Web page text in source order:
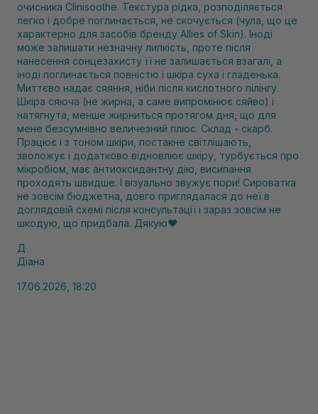
очисника Сlinisoothe. Текстура рідка, розподіляється
легко і добре поглинається, не скочується (чула, що це
характерно для засобів бренду Allies of Skin). Іноді
може залишати незначну липкість, проте після
нанесення сонцезахисту її не залишається взагалі, а
іноді поглинається повністю і шкіра суха і гладенька.
Миттєво надає сяяння, ніби після кислотного пілінгу.
Шкіра сяюча (не жирна, а саме випромінює сяйво) і
натягнута, менше жирниться протягом дня, що для
мене безсумнівно величезний плюс. Склад - скарб.
Працює і з тоном шкіри, постакне світлішають,
зволожує і додатково відновлює шкіру, турбується про
мікробіом, має антиоксидантну дію, висипання
проходять швидше. І візуально звужує пори! Сироватка
не зовсім бюджетна, довго приглядалася до неї в
доглядовій схемі після консультації і зараз зовсім не
шкодую, що придбала. Дякую❤️
Д
Діана
17.06.2026, 18:20